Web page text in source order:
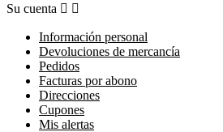
Su cuenta  
Información personal
Devoluciones de mercancía
Pedidos
Facturas por abono
Direcciones
Cupones
Mis alertas